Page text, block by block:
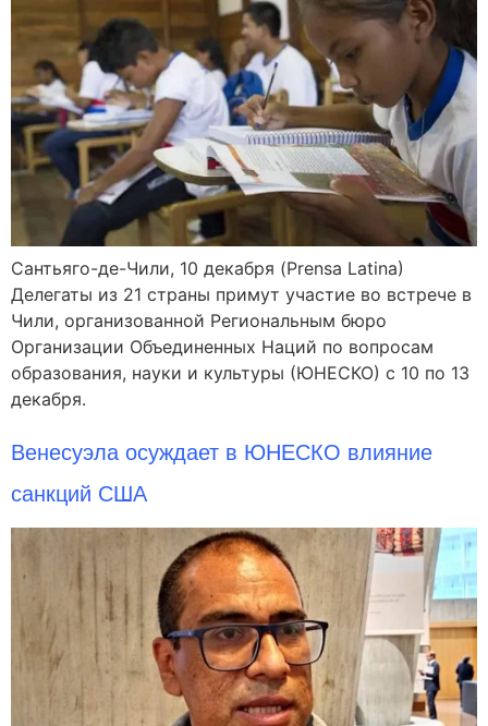
Сантьяго-де-Чили, 10 декабря (Prensa Latina)
Делегаты из 21 страны примут участие во встрече в
Чили, организованной Региональным бюро
Организации Объединенных Наций по вопросам
образования, науки и культуры (ЮНЕСКО) с 10 по 13
декабря.
Венесуэла осуждает в ЮНЕСКО влияние
санкций США